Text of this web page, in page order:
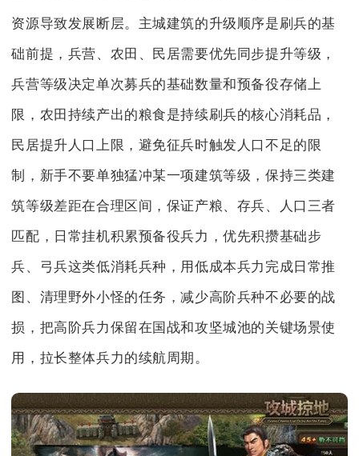
资源导致发展断层。主城建筑的升级顺序是刷兵的基
础前提，兵营、农田、民居需要优先同步提升等级，
兵营等级决定单次募兵的基础数量和预备役存储上
限，农田持续产出的粮食是持续刷兵的核心消耗品，
民居提升人口上限，避免征兵时触发人口不足的限
制，新手不要单独猛冲某一项建筑等级，保持三类建
筑等级差距在合理区间，保证产粮、存兵、人口三者
匹配，日常挂机积累预备役兵力，优先积攒基础步
兵、弓兵这类低消耗兵种，用低成本兵力完成日常推
图、清理野外小怪的任务，减少高阶兵种不必要的战
损，把高阶兵力保留在国战和攻坚城池的关键场景使
用，拉长整体兵力的续航周期。